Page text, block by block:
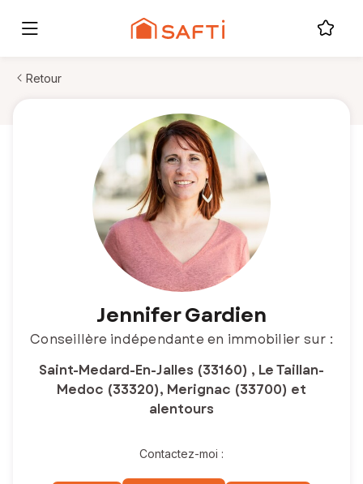
Retour
Jennifer Gardien
Conseillère indépendante en immobilier sur :
Saint-Medard-En-Jalles (33160) , Le Taillan-
Medoc (33320), Merignac (33700) et
alentours
Contactez-moi :